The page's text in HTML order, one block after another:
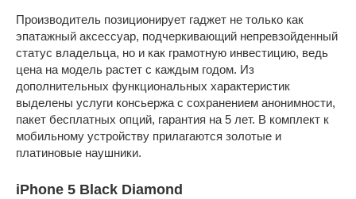
Производитель позиционирует гаджет не только как
эпатажный аксессуар, подчеркивающий непревзойденный
статус владельца, но и как грамотную инвестицию, ведь
цена на модель растет с каждым годом. Из
дополнительных функциональных характеристик
выделены услуги консьержа с сохранением анонимности,
пакет бесплатных опций, гарантия на 5 лет. В комплект к
мобильному устройству прилагаются золотые и
платиновые наушники.
iPhone 5 Black Diamond